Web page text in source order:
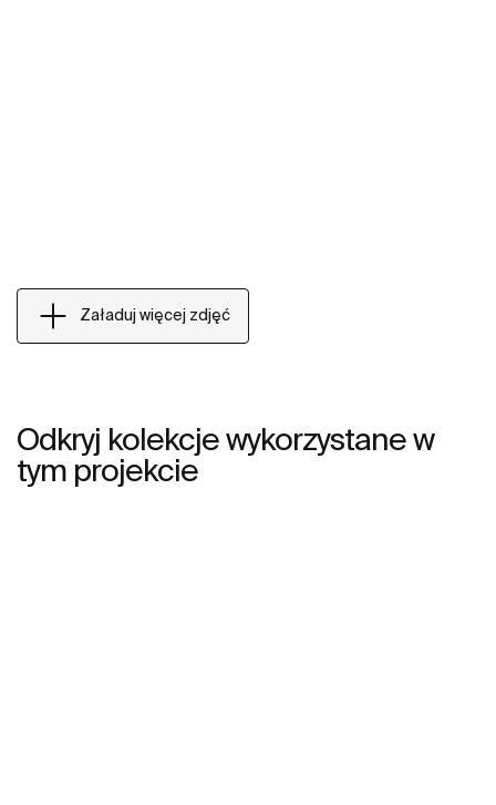
Załaduj więcej zdjęć
Odkryj kolekcje wykorzystane w
tym projekcie